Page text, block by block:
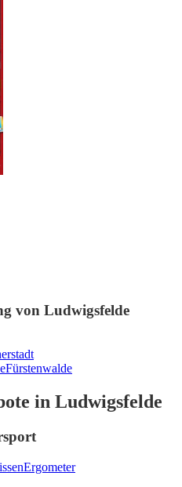
von Ludwigsfelde
Fürstenwalde
in Ludwigsfelde
Ergometer